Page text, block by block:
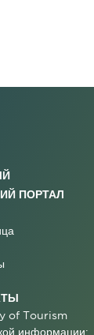
ПОРТАЛ
of Tourism
информации: